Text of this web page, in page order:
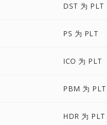
DST 为 PLT
PS 为 PLT
ICO 为 PLT
PBM 为 PLT
HDR 为 PLT